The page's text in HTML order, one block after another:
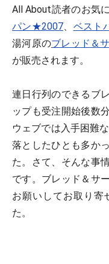
All About読者のお気
パン★2007、 ベスト
湯河原のブレッド＆
が販売されます。
連日行列のできるブ
ップも受注開始後数
ウェブでは入手困難
落としたひとも多か
た。さて、そんな事
です。ブレッド＆サ
お願いしてお取り寄
た。